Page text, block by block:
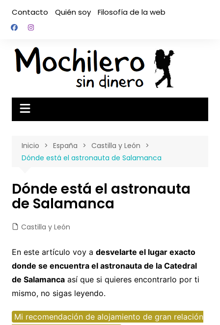
contenido
Contacto Quién soy Filosofía de la web
Inicio España
Castilla y León
Dónde está el astronauta de Salamanca
Dónde está el astronauta
de Salamanca
Castilla y León
En este artículo voy a desvelarte el lugar exacto
donde se encuentra el astronauta de la Catedral
de Salamancaasí que si quieres encontrarlo por ti
mismo, no sigas leyendo.
Mi recomendación de alojamiento de gran relación